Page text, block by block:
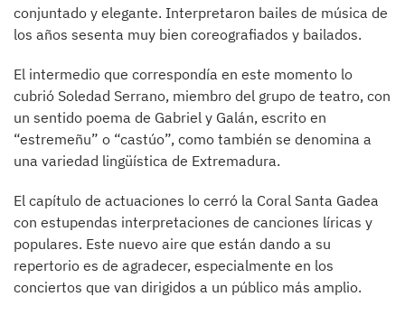
conjuntado y elegante. Interpretaron bailes de música de
los años sesenta muy bien coreografiados y bailados.
El intermedio que correspondía en este momento lo
cubrió Soledad Serrano, miembro del grupo de teatro, con
un sentido poema de Gabriel y Galán, escrito en
“estremeñu” o “castúo”, como también se denomina a
una variedad lingüística de Extremadura.
El capítulo de actuaciones lo cerró la Coral Santa Gadea
con estupendas interpretaciones de canciones líricas y
populares. Este nuevo aire que están dando a su
repertorio es de agradecer, especialmente en los
conciertos que van dirigidos a un público más amplio.